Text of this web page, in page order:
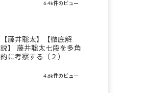
6.4k件のビュー
【藤井聡太】【徹底解
説】 藤井聡太七段を多角
的に考察する（２）
4.6k件のビュー